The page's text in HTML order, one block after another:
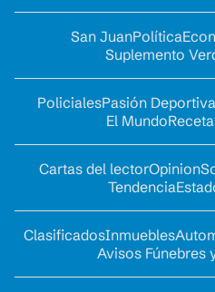
San JuanPolítica
Suplemento
PolicialesPasión Deportiva
El Mundo
Cartas del lectorOpinion
Tendencia
ClasificadosInmuebles
Avisos Fúnebres